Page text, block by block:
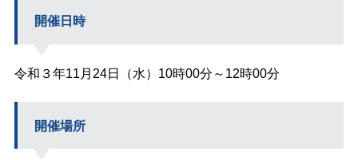
開催日時
令和３年11月24日（水）10時00分～12時00分
開催場所